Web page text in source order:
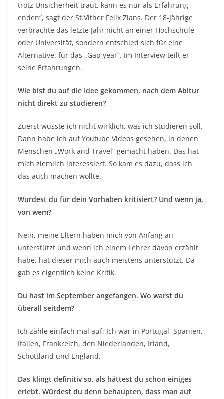
trotz Unsicherheit traut, kann es nur als Erfahrung
enden“, sagt der St.Vither Felix Zians. Der 18-Jährige
verbrachte das letzte Jahr nicht an einer Hochschule
oder Universität, sondern entschied sich für eine
Alternative: für das „Gap year“. Im Interview teilt er
seine Erfahrungen.
Wie bist du auf die Idee gekommen, nach dem Abitur
nicht direkt zu studieren?
Zuerst wusste ich nicht wirklich, was ich studieren soll.
Dann habe ich auf Youtube Videos gesehen, in denen
Menschen „Work and Travel“ gemacht haben. Das hat
mich ziemlich interessiert. So kam es dazu, dass ich
das auch machen wollte.
Wurdest du für dein Vorhaben kritisiert? Und wenn ja,
von wem?
Nein, meine Eltern haben mich von Anfang an
unterstützt und wenn ich einem Lehrer davon erzählt
habe, hat dieser mich auch meistens unterstützt. Da
gab es eigentlich keine Kritik.
Du hast im September angefangen. Wo warst du
überall seitdem?
Ich zähle einfach mal auf: Ich war in Portugal, Spanien,
Italien, Frankreich, den Niederlanden, Irland,
Schottland und England.
Das klingt definitiv so, als hättest du schon einiges
erlebt. Würdest du denn behaupten, dass man auf